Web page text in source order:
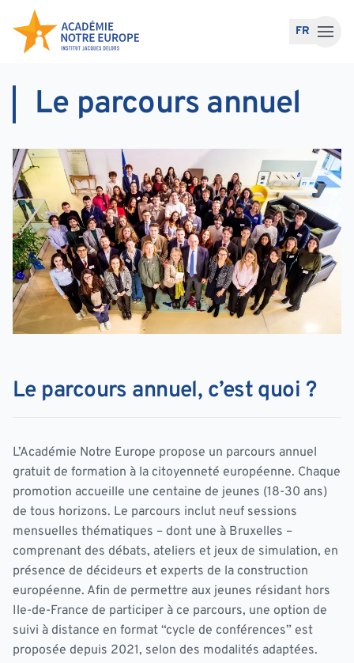
Accéder au contenu
FR
Le parcours annuel
Le parcours annuel, c’est quoi ?
L’Académie Notre Europe propose un parcours annuel
gratuit de formation à la citoyenneté européenne. Chaque
promotion accueille une centaine de jeunes (18-30 ans)
de tous horizons. Le parcours inclut neuf sessions
mensuelles thématiques – dont une à Bruxelles –
comprenant des débats, ateliers et jeux de simulation, en
présence de décideurs et experts de la construction
européenne. Afin de permettre aux jeunes résidant hors
Ile-de-France de participer à ce parcours, une option de
suivi à distance en format “cycle de conférences” est
proposée depuis 2021, selon des modalités adaptées.